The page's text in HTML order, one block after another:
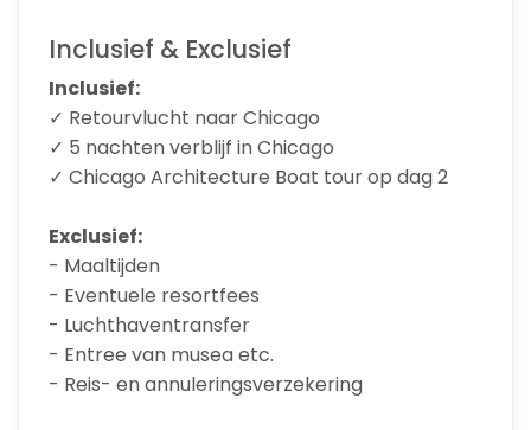
Inclusief & Exclusief
Inclusief:
✓ Retourvlucht naar Chicago
✓ 5 nachten verblijf in Chicago
✓ Chicago Architecture Boat tour op dag 2
Exclusief:
- Maaltijden
- Eventuele resortfees
- Luchthaventransfer
- Entree van musea etc.
- Reis- en annuleringsverzekering